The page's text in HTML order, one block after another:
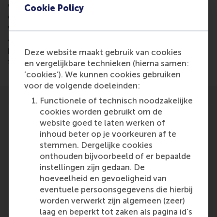
Cookie Policy
Deze website maakt gebruik van cookies
en vergelijkbare technieken (hierna samen:
‘cookies’). We kunnen cookies gebruiken
voor de volgende doeleinden:
Functionele of technisch noodzakelijke
cookies worden gebruikt om de
website goed te laten werken of
inhoud beter op je voorkeuren af te
stemmen. Dergelijke cookies
onthouden bijvoorbeeld of er bepaalde
instellingen zijn gedaan. De
hoeveelheid en gevoeligheid van
eventuele persoonsgegevens die hierbij
worden verwerkt zijn algemeen (zeer)
laag en beperkt tot zaken als pagina id's
Colin Lee created a mathematical model with his
dissertation that can predict with a 70% accuracy
who will be invited for a job interview based on CV
algorithms. It might be possible in the future to
predict who will be hired and who will be most
successful for a position.
Participants
Colin Lee
Role: Alumni
Reference type: Referenced